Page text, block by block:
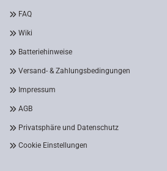
FAQ
Wiki
Batteriehinweise
Versand- & Zahlungsbedingungen
Impressum
AGB
Privatsphäre und Datenschutz
Cookie Einstellungen